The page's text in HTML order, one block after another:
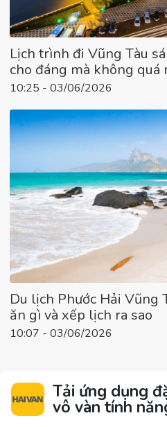
Lịch trình đi Vũng Tàu
cho đáng mà không quá
10:25 - 03/06/2026
Du lịch Phước Hải Vũng
ăn gì và xếp lịch ra sao
10:07 - 03/06/2026
Tải ứng dụng
vô vàn tính